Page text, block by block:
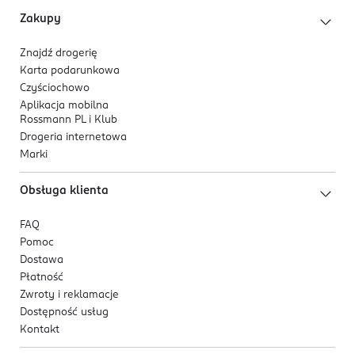
Zakupy
Znajdź drogerię
Karta podarunkowa
Czyściochowo
Aplikacja mobilna
Rossmann PL i Klub
Drogeria internetowa
Marki
Obsługa klienta
FAQ
Pomoc
Dostawa
Płatność
Zwroty i reklamacje
Dostępność usług
Kontakt